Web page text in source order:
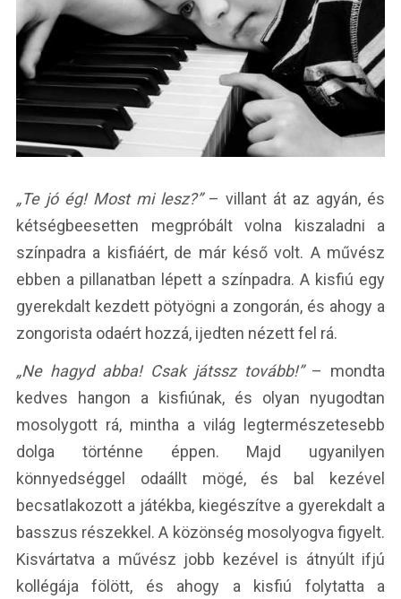
„Te jó ég! Most mi lesz?”– villant át az agyán, és
kétségbeesetten megpróbált volna kiszaladni a
színpadra a kisfiáért, de már késő volt. A művész
ebben a pillanatban lépett a színpadra. A kisfiú egy
gyerekdalt kezdett pötyögni a zongorán, és ahogy a
zongorista odaért hozzá, ijedten nézett fel rá.
„Ne hagyd abba! Csak játssz tovább!”– mondta
kedves hangon a kisfiúnak, és olyan nyugodtan
mosolygott rá, mintha a világ legtermészetesebb
dolga történne éppen. Majd ugyanilyen
könnyedséggel odaállt mögé, és bal kezével
becsatlakozott a játékba, kiegészítve a gyerekdalt a
basszus részekkel. A közönség mosolyogva figyelt.
Kisvártatva a művész jobb kezével is átnyúlt ifjú
kollégája fölött, és ahogy a kisfiú folytatta a